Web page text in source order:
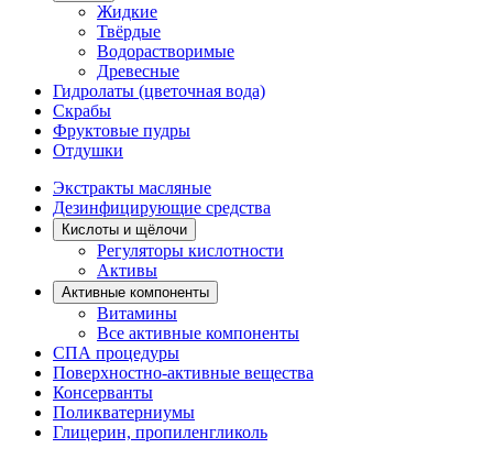
Жидкие
Твёрдые
Водорастворимые
Древесные
Гидролаты (цветочная вода)
Скрабы
Фруктовые пудры
Отдушки
Экстракты масляные
Дезинфицирующие средства
Кислоты и щёлочи
Регуляторы кислотности
Активы
Активные компоненты
Витамины
Все активные компоненты
СПА процедуры
Поверхностно-активные вещества
Консерванты
Поликватерниумы
Глицерин, пропиленгликоль